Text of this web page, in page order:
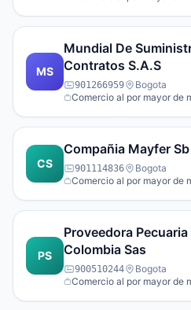
MS
Mundial De
Contratos S.A.S
901266959
Bogota
Comercio al por mayor de
CS
Compañia Mayfer Sb
901114836
Bogota
Comercio al por mayor de
PS
Proveedora Pecuaria
Colombia Sas
900510244
Bogota
Comercio al por mayor de